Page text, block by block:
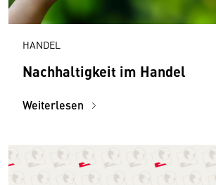
HANDEL
Nachhaltigkeit im Handel
Weiterlesen